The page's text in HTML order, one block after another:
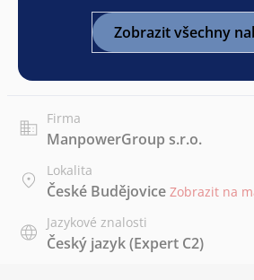
Zobrazit všechny
Firma
ManpowerGroup s.r.o.
Lokalita
České Budějovice Zobrazit na
Jazykové znalosti
Český jazyk(Expert C2)